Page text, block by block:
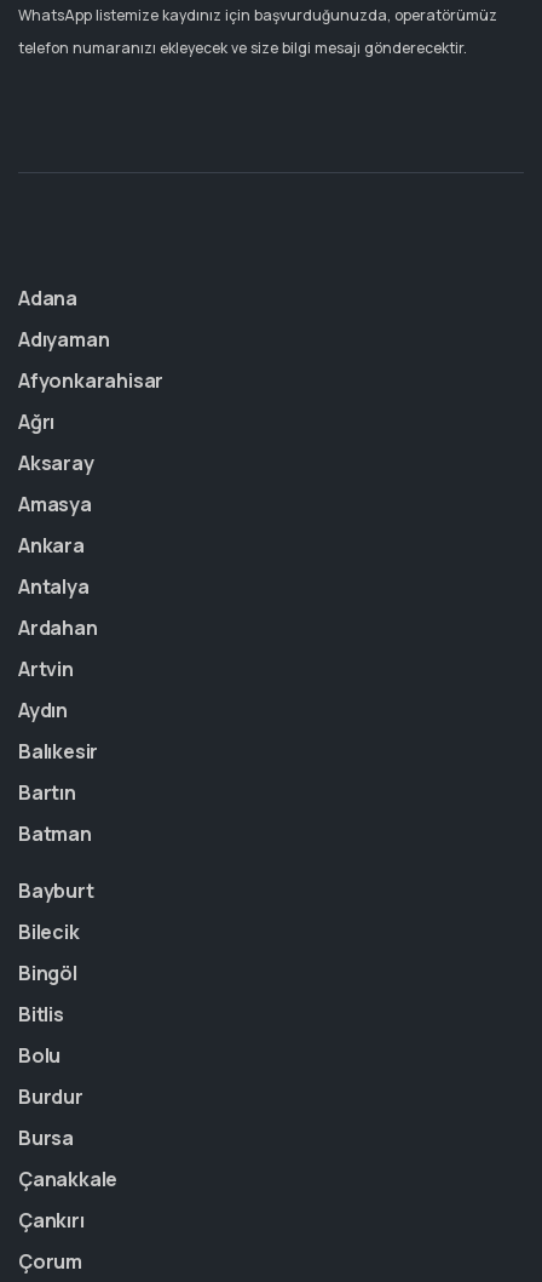
WhatsApp listemize kaydınız için başvurduğunuzda, operatörümüz
telefon numaranızı ekleyecek ve size bilgi mesajı gönderecektir.
Adana
Adıyaman
Afyonkarahisar
Ağrı
Aksaray
Amasya
Ankara
Antalya
Ardahan
Artvin
Aydın
Balıkesir
Bartın
Batman
Bayburt
Bilecik
Bingöl
Bitlis
Bolu
Burdur
Bursa
Çanakkale
Çankırı
Çorum